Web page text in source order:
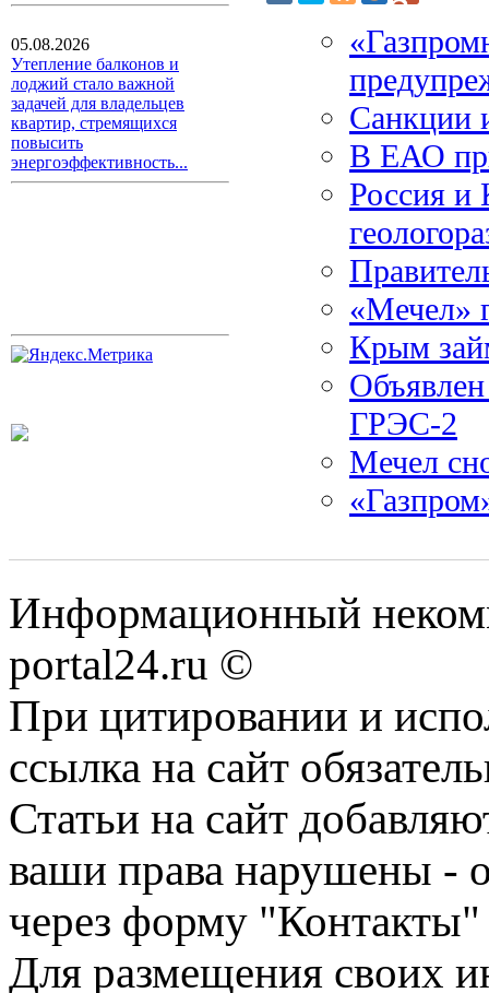
05.08.2026
Утепление балконов и
лоджий стало важной
задачей для владельцев
квартир, стремящихся
повысить
энергоэффективность...
Санкции
В ЕАО
Россия и
«Мечел»
Крым
ГРЭС-2
Мечел
Информационный
portal24.ru ©
При цитировании и
ссылка на сайт
Статьи на сайт
ваши права нарушены -
через форму "Контакты"
Для размещения своих